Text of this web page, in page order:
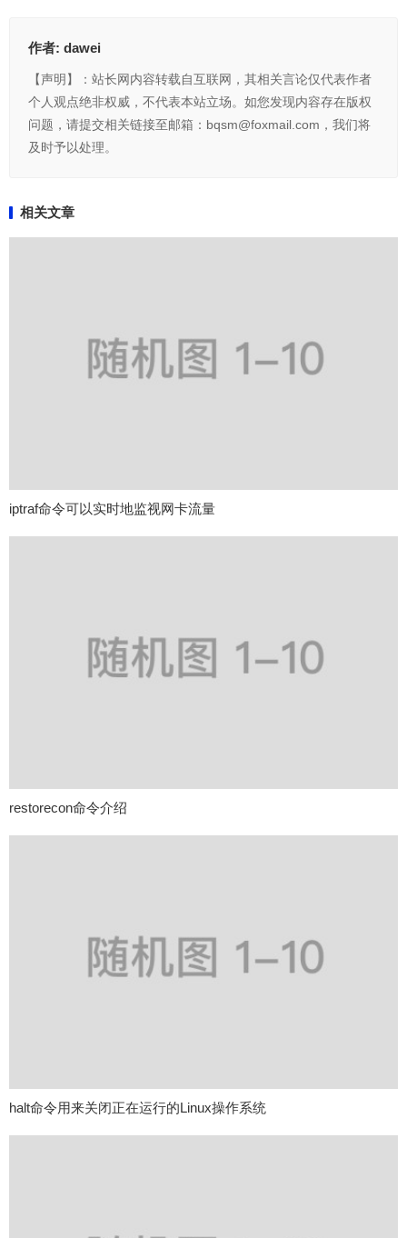
作者: dawei
【声明】：站长网内容转载自互联网，其相关言论仅代表作者
个人观点绝非权威，不代表本站立场。如您发现内容存在版权
问题，请提交相关链接至邮箱：bqsm@foxmail.com，我们将
及时予以处理。
相关文章
iptraf命令可以实时地监视网卡流量
restorecon命令介绍
halt命令用来关闭正在运行的Linux操作系统